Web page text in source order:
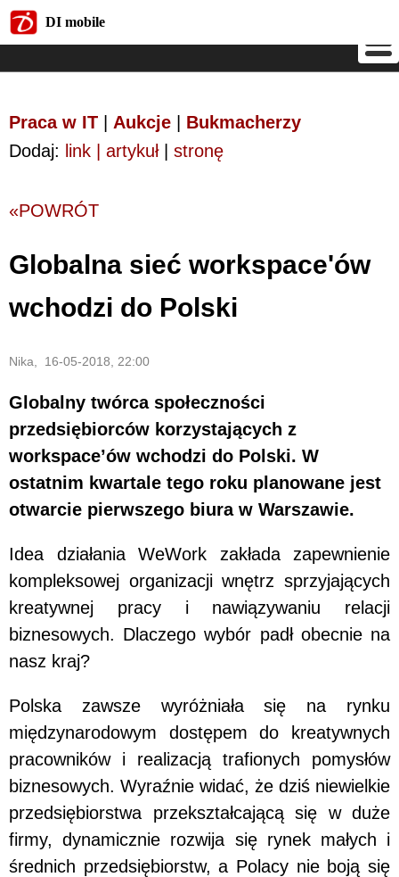
DI mobile
Praca w IT Aukcje
Bukmacherzy
Dodaj: link | artykuł| stronę
«POWRÓT
Globalna sieć workspace'ów
wchodzi do Polski
Nika, 16-05-2018, 22:00
Globalny twórca społeczności
przedsiębiorców korzystających z
workspace’ów wchodzi do Polski. W
ostatnim kwartale tego roku planowane jest
otwarcie pierwszego biura w Warszawie.
Idea działania WeWork zakłada zapewnienie
kompleksowej organizacji wnętrz sprzyjających
kreatywnej pracy i nawiązywaniu relacji
biznesowych. Dlaczego wybór padł obecnie na
nasz kraj?
Polska zawsze wyróżniała się na rynku
międzynarodowym dostępem do kreatywnych
pracowników i realizacją trafionych pomysłów
biznesowych. Wyraźnie widać, że dziś niewielkie
przedsiębiorstwa przekształcającą się w duże
firmy, dynamicznie rozwija się rynek małych i
średnich przedsiębiorstw, a Polacy nie boją się
DI mobile